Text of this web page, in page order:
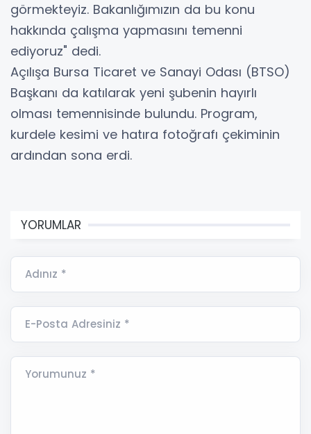
görmekteyiz. Bakanlığımızın da bu konu
hakkında çalışma yapmasını temenni
ediyoruz" dedi.
Açılışa Bursa Ticaret ve Sanayi Odası (BTSO)
Başkanı da katılarak yeni şubenin hayırlı
olması temennisinde bulundu. Program,
kurdele kesimi ve hatıra fotoğrafı çekiminin
ardından sona erdi.
YORUMLAR
Adınız *
E-Posta Adresiniz *
Yorumunuz *